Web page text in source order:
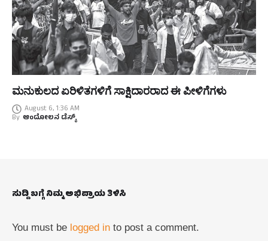
ಮನುಕುಲದ ಏರಿಳಿತಗಳಿಗೆ ಸಾಕ್ಷಿದಾರರಾದ ಈ ಪೀಳಿಗೆಗಳು
August 6, 1:36 AM
By ಆಂದೋಲನ ಡೆಸ್ಕ್
ಸುದ್ದಿ ಬಗ್ಗೆ ನಿಮ್ಮ ಅಭಿಪ್ರಾಯ ತಿಳಿಸಿ
You must be logged in to post a comment.